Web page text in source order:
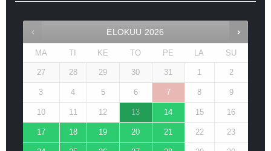
ELOKUU 2026
MA TI KE TO PE LA SU
27 28 29 30 31 1 2
3 4 5 6 7 8 9
10 11 12 13 14 15 16
17 18 19 20 21 22 23